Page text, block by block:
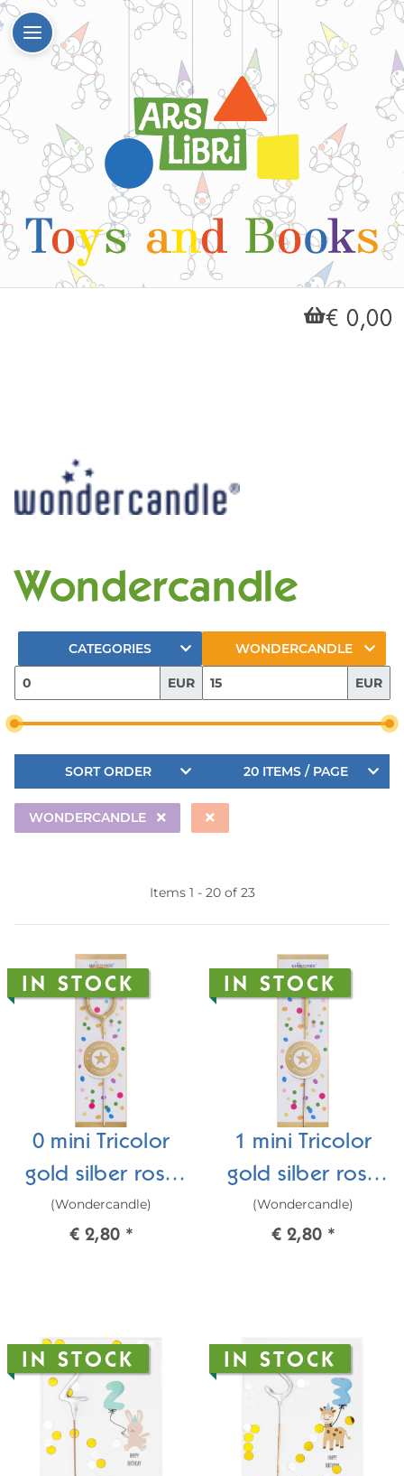
€ 0,00
Wondercandle
CATEGORIES WONDERCANDLE
EUR EUR
SORT ORDER 20 ITEMS / PAGE
WONDERCANDLE
Items 1 - 20 of 23
IN STOCK
0 mini Tricolor
gold silber rosé
Wondercandle®
mini
(Wondercandle)
€ 2,80 *
IN STOCK
1 mini Tricolor
gold silber rosé
Wondercandle®
mini
(Wondercandle)
€ 2,80 *
IN STOCK IN STOCK